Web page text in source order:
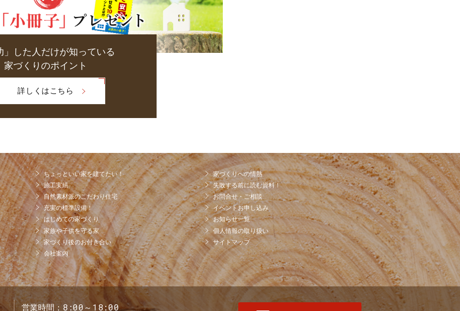
」した人だけが知っている
家づくりのポイント
詳しくはこちら
ちょっといい家を建てたい！
施工実績
自然素材派のこだわり住宅
充実の標準設備！
はじめての家づくり
家族や子供を守る家
家づくり後のお付き合い
会社案内
家づくりへの情熱
失敗する前に読む資料！
お問合せ・ご相談
イベントお申し込み
お知らせ一覧
個人情報の取り扱い
サイトマップ
営業時間 8:00～18:00 お問合せ